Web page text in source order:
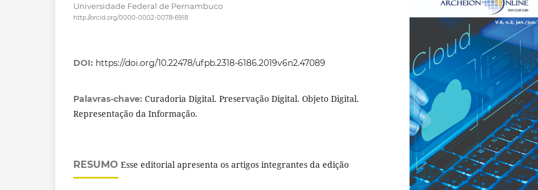
Universidade Federal de Pernambuco
http://orcid.org/0000-0002-0078-6918
DOI: https://doi.org/10.22478/ufpb.2318-6186.2019v6n2.47089
Palavras-chave: Curadoria Digital. Preservação Digital. Objeto Digital.
Representação da Informação.
RESUMO Esse editorial apresenta os artigos integrantes da edição